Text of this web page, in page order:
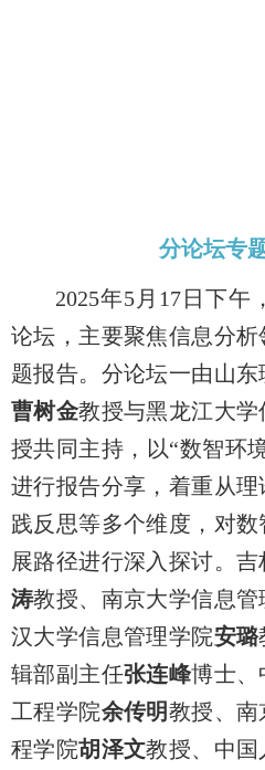
分论坛专
2025年5月17日下
论坛，主要聚焦信息分
题报告。分论坛一由山
曹树金教授与黑龙江大
授共同主持，以“数智环
进行报告分享，着重从
践反思等多个维度，对
展路径进行深入探讨。
涛教授、南京大学信息管
汉大学信息管理学院安璐
辑部副主任张连峰博士、
工程学院余传明教授、南
程学院胡泽文教授、中国